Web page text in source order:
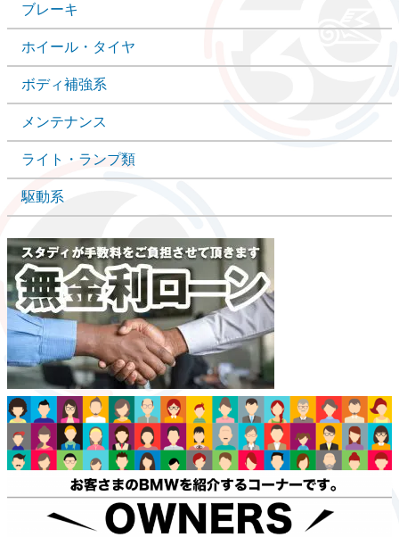
ブレーキ
ホイール・タイヤ
ボディ補強系
メンテナンス
ライト・ランプ類
駆動系